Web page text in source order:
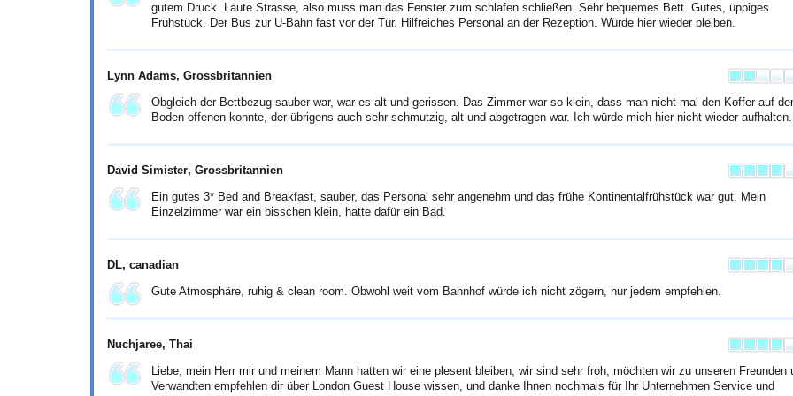
gutem Druck. Laute Strasse, also muss man das Fenster zum schlafen schließen. Sehr bequemes Bett. Gutes, üppiges
Frühstück. Der Bus zur U-Bahn fast vor der Tür. Hilfreiches Personal an der Rezeption. Würde hier wieder bleiben.
Lynn Adams, Grossbritannien
Obgleich der Bettbezug sauber war, war es alt und gerissen. Das Zimmer war so klein, dass man nicht mal den Koffer auf
Boden offenen konnte, der übrigens auch sehr schmutzig, alt und abgetragen war. Ich würde mich hier nicht wieder aufhalten.
David Simister, Grossbritannien
Ein gutes 3* Bed and Breakfast, sauber, das Personal sehr angenehm und das frühe Kontinentalfrühstück war gut. Mein
Einzelzimmer war ein bisschen klein, hatte dafür ein Bad.
DL, canadian
Gute Atmosphäre, ruhig & clean room. Obwohl weit vom Bahnhof würde ich nicht zögern, nur jedem empfehlen.
Nuchjaree, Thai
Liebe, mein Herr mir und meinem Mann hatten wir eine plesent bleiben, wir sind sehr froh, möchten wir zu unseren Freunden
Verwandten empfehlen dir über London Guest House wissen, und danke Ihnen nochmals für Ihr Unternehmen Service und